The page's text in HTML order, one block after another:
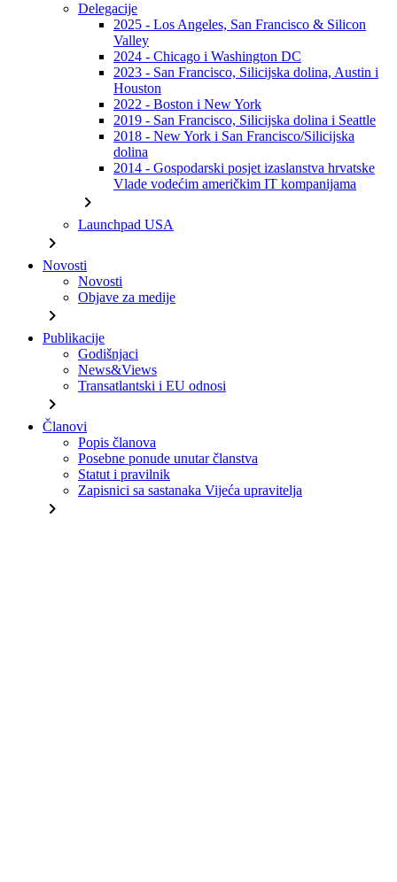
Delegacije
2025 - Los Angeles, San Francisco & Silicon
Valley
2024 - Chicago i Washington DC
2023 - San Francisco, Silicijska dolina, Austin i
Houston
2022 - Boston i New York
2019 - San Francisco, Silicijska dolina i Seattle
2018 - New York i San Francisco/Silicijska
dolina
2014 - Gospodarski posjet izaslanstva hrvatske
Vlade vodećim američkim IT kompanijama
chevron_right
Launchpad USA
chevron_right
Novosti
Novosti
Objave za medije
chevron_right
Publikacije
Godišnjaci
News&Views
Transatlantski i EU odnosi
chevron_right
Članovi
Popis članova
Posebne ponude unutar članstva
Statut i pravilnik
Zapisnici sa sastanaka Vijeća upravitelja
chevron_right